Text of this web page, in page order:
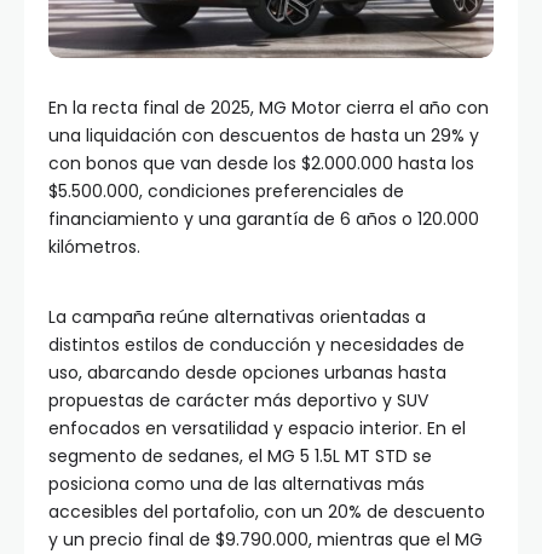
En la recta final de 2025, MG Motor cierra el año con
una liquidación con descuentos de hasta un 29% y
con bonos que van desde los $2.000.000 hasta los
$5.500.000, condiciones preferenciales de
financiamiento y una garantía de 6 años o 120.000
kilómetros.
La campaña reúne alternativas orientadas a
distintos estilos de conducción y necesidades de
uso, abarcando desde opciones urbanas hasta
propuestas de carácter más deportivo y SUV
enfocados en versatilidad y espacio interior. En el
segmento de sedanes, el MG 5 1.5L MT STD se
posiciona como una de las alternativas más
accesibles del portafolio, con un 20% de descuento
y un precio final de $9.790.000, mientras que el MG